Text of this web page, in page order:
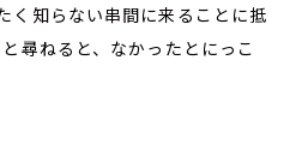
く知らない串間に来ることに抵
尋ねると、なかったとにっこ